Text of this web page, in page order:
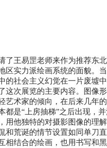
了王易罡老师来作为推荐东
区实力派绘画系统的面貌。
的社会主义幻觉在一片废墟
这次展览的主要内容。图像
艺术家的倾向，在后来几年
都是“上房抽梯”之后出现，
用他独特的对摄影图像的理
和荒诞的情节设置如同单刀
相结合的绘画，也用书写和